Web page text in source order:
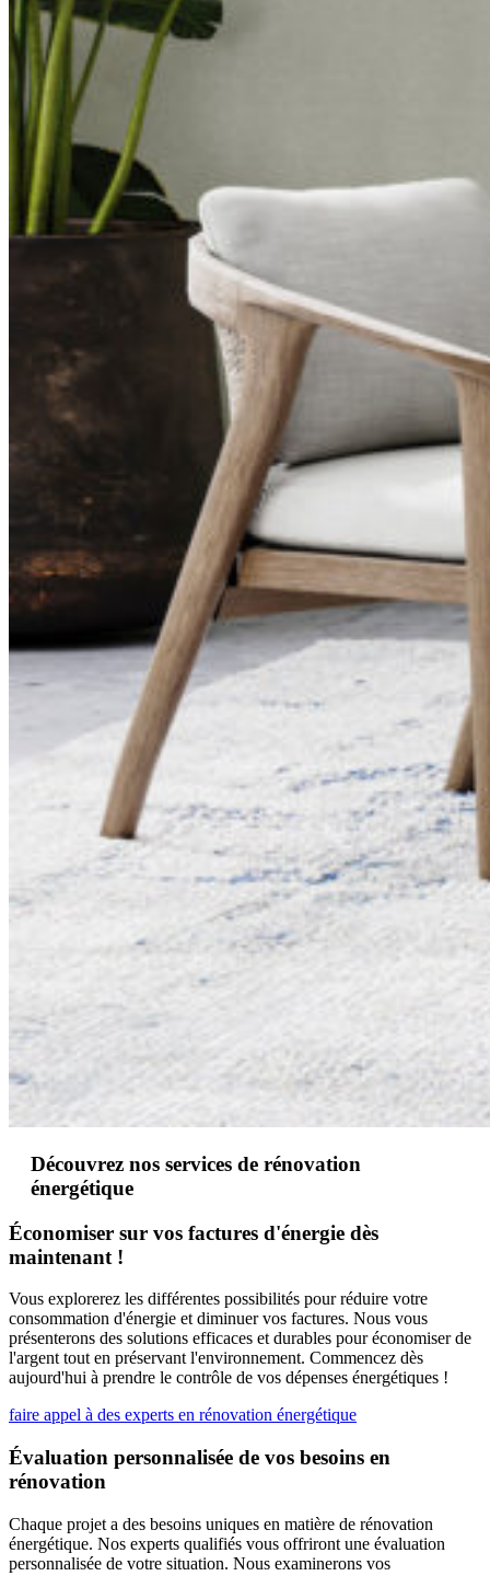
Découvrez nos services de rénovation
énergétique
Économiser sur vos factures d'énergie dès
maintenant !
Vous explorerez les différentes possibilités pour réduire votre
consommation d'énergie et diminuer vos factures. Nous vous
présenterons des solutions efficaces et durables pour économiser de
l'argent tout en préservant l'environnement. Commencez dès
aujourd'hui à prendre le contrôle de vos dépenses énergétiques !
faire appel à des experts en rénovation énergétique
Évaluation personnalisée de vos besoins en
rénovation
Chaque projet a des besoins uniques en matière de rénovation
énergétique. Nos experts qualifiés vous offriront une évaluation
personnalisée de votre situation. Nous examinerons vos